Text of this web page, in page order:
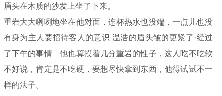
眉头在木质的沙发上坐了下来。
重岩大大咧咧地坐在他对面，连杯热水也没端，一点儿也没
有身为主人要招待客人的意识·温浩的眉头皱的更紧了·经过
了下午的事情，他也算摸着几分重岩的性子，这人吃不吃软
不好说，肯定是不吃硬，要想尽快拿到东西，他得试试不一
样的法子。